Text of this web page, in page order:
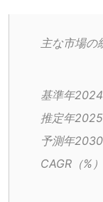
主な市場の